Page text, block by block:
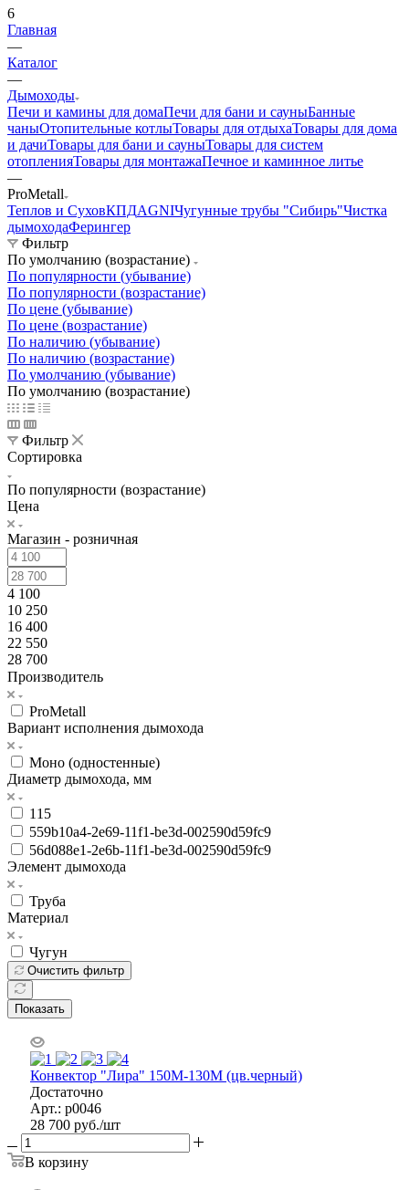
6
Главная
—
Каталог
—
Дымоходы
Печи и камины для домаПечи для бани и сауныБанные
чаныОтопительные котлыТовары для отдыхаТовары для дома
и дачиТовары для бани и сауныТовары для систем
отопленияТовары для монтажаПечное и каминное литье
—
ProMetall
Теплов и СуховКПДAGNIЧугунные трубы "Сибирь"Чистка
дымоходаФерингер
Фильтр
По умолчанию (возрастание)
По популярности (убывание)
По популярности (возрастание)
По цене (убывание)
По цене (возрастание)
По наличию (убывание)
По наличию (возрастание)
По умолчанию (убывание)
По умолчанию (возрастание)
Фильтр
Сортировка
По популярности (возрастание)
Цена
Магазин - розничная
4 100
10 250
16 400
22 550
28 700
Производитель
ProMetall
Вариант исполнения дымохода
Моно (одностенные)
Диаметр дымохода, мм
115
559b10a4-2e69-11f1-be3d-002590d59fc9
56d088e1-2e6b-11f1-be3d-002590d59fc9
Элемент дымохода
Труба
Материал
Чугун
Очистить фильтр
Показать
Конвектор "Лира" 150М-130М (цв.черный)
Достаточно
Арт.: р0046
28 700 руб./шт
В корзину